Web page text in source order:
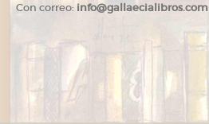
Con correo: info@gallaecialibros.com